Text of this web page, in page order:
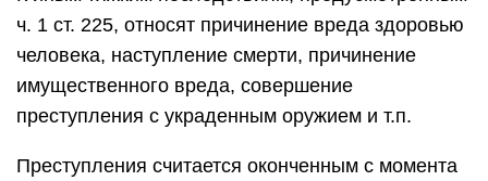
ч. 1 ст. 225, относят причинение вреда здоровью
человека, наступление смерти, причинение
имущественного вреда, совершение
преступления с украденным оружием и т.п.
Преступления считается оконченным с момента